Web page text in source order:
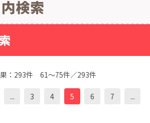
： 293件 61～75件／293件
... 3 4 5 6 7 ...